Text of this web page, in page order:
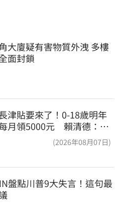
大廈疑有害物質外洩 多樓
面封鎖
津貼要來了！0-18歲明年
月領5000元 賴清德：此
(2026年08月07日)
盤點川普9大失言！這句最